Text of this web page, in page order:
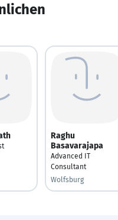
Raghu
Basavarajapa
Advanced IT
Consultant
Wolfsburg